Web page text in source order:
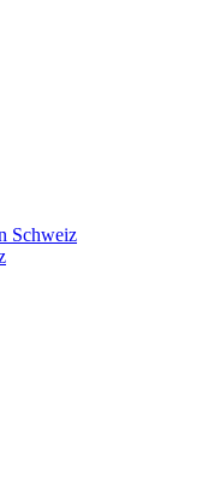
Schweiz